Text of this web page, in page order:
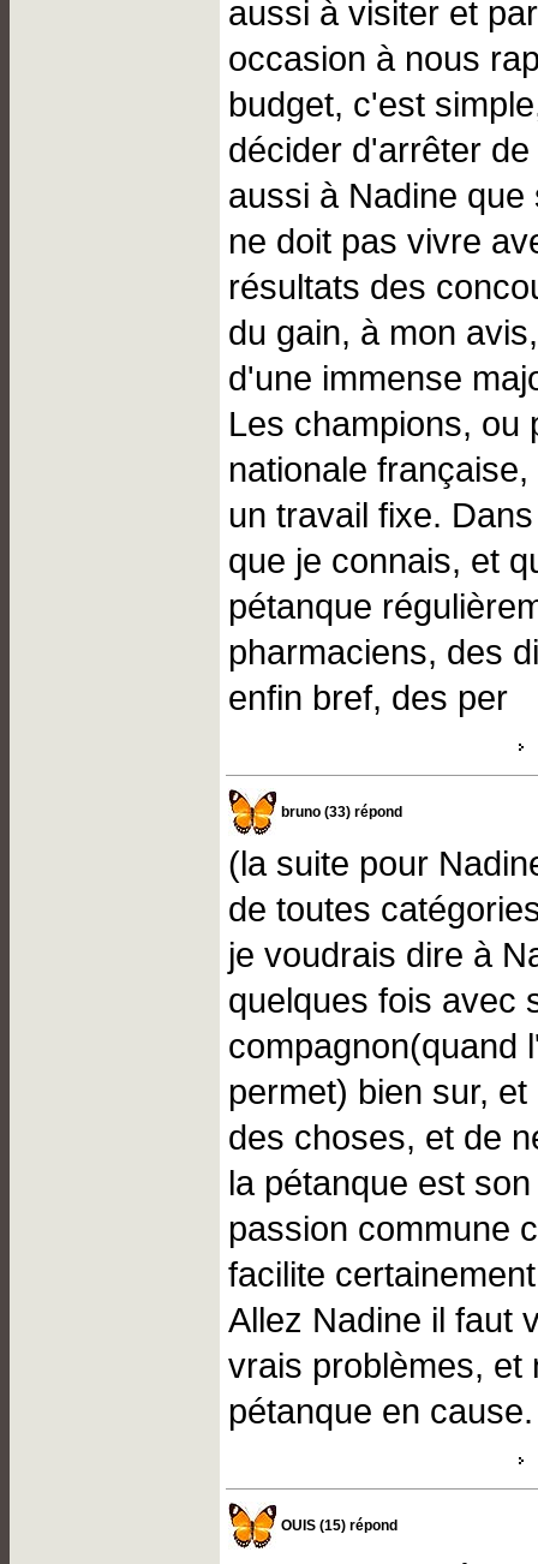
aussi à visiter et
occasion à nous
budget, c'est
décider d'arrêter
aussi à Nadine
ne doit pas vivre
résultats des
du gain, à mon
d'une immense
Les champions, ou
nationale
un travail fixe.
que je connais, et
pétanque
pharmaciens, des
enfin bref, des per
bruno (33) répond
(la suite pour
de toutes
je voudrais dire à
quelques fois avec
compagnon(quand
permet) bien sur,
des choses, et de
la pétanque est
passion commune
facilite
Allez Nadine il faut
vrais problèmes, et
pétanque en cause.
OUIS (15) répond